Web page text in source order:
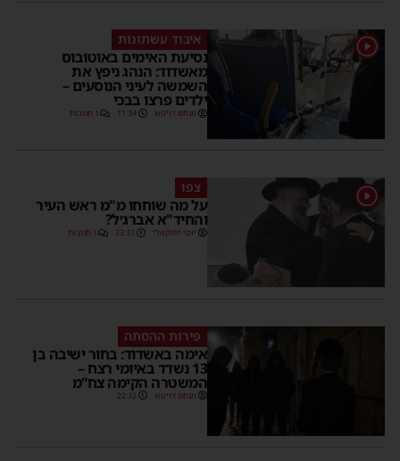
1 איבוד עשתונות
נסיעת האימים באוטובוס
מאשדוד: הנהג ניפץ את
השמשה לעיני הנוסעים –
ילדים פרצו בבכי
מנחם דויטש 11:34 1 תגובות
1 צפו
על מה שוחחו מ"מ ראש העיר
והחיד"א אברג׳ל?
יוסי יחזקאלי 23:37 1 תגובות
פירות ההסתה
אימה באשדוד: בחור ישיבה בן
13 נשדד באיומי רצח –
המשטרה הקימה צח”מ
מנחם דויטש 22:32